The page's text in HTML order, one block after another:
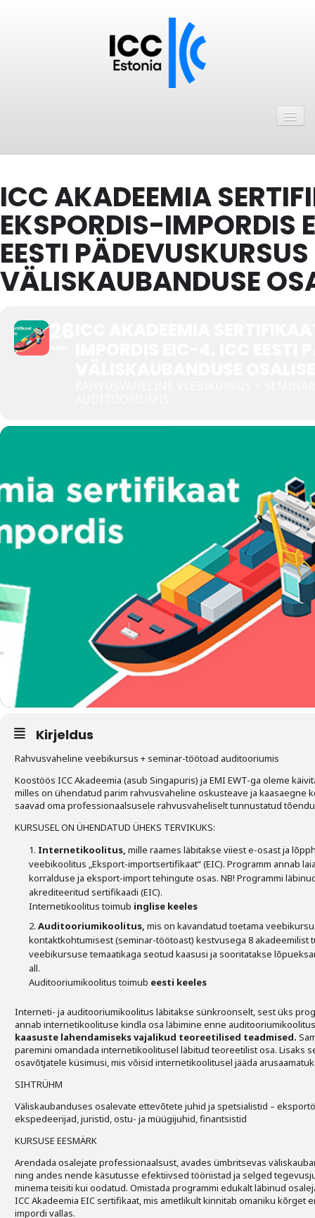
ICC Eesti liikmebaas
Liikmete pakkumised
Astu ICC Eesti liikmeks!
Kalender
Tegevused
Viidad
ICC komisjonid
Digiraamatukogu
Kontakt
Liitu meililistiga
Oskusteave
Incoterms® 2020
Projektid
ICC AKADEEMIA
EKSPORDIS-IMPORDIS
EESTI PÄDEVUSKURSUS
VÄLISKAUBANDUSE
Kirjeldus
Rahvusvaheline veebikursus + seminar-töötoad auditooriumis
Koostöös ICC Akadeemia (asub Singapuris) ja EMI EWT-ga oleme
milles on ühendatud parim rahvusvaheline oskusteave ja kaasaegne
saavad oma professionaalsusele rahvusvaheliselt tunnustatud
KURSUSEL ON ÜHENDATUD ÜHEKS TERVIKUKS:
Internetikoolitus, mille raames läbitakse viiest e-osast ja
veebikoolitus „Eksport-importsertifikaat“ (EIC). Programm annab
korralduse ja eksport-import tehingute osas. NB! Programmi
akrediteeritud sertifikaadi (EIC).
Internetikoolitus toimub inglise keeles
Auditooriumikoolitus, mis on kavandatud toetama
kontaktkohtumisest (seminar-töötoast) kestvusega 8 akadeemilist
veebikursuse temaatikaga seotud kaasusi ja sooritatakse
all.
Auditooriumikoolitus toimub eesti keeles
Interneti- ja auditooriumikoolitus läbitakse sünkroonselt, sest üks
annab internetikoolituse kindla osa läbimine enne
kaasuste lahendamiseksvajalikud teoreetilised teadmised.
paremini omandada internetikoolitusel läbitud teoreetilist osa. Lisaks
osavõtjatele küsimusi, mis võisid internetikoolitusel jääda
SIHTRÜHM
Väliskaubanduses osalevate ettevõtete juhid ja spetsialistid –
ekspedeerijad, juristid, ostu- ja müügijuhid, finantsistid
KURSUSE EESMÄRK
Arendada osalejate professionaalsust, avades ümbritsevas
ning andes nende käsutusse efektiivsed tööriistad ja selged
minema teisiti kui oodatud. Omistada programmi edukalt läbinud
ICC Akadeemia EIC sertifikaat, mis ametlikult kinnitab omaniku
impordi vallas.